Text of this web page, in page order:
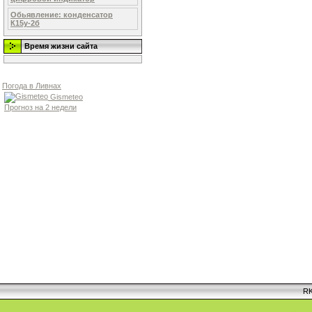
Обьявление: конденсатор
К15у-2б
Время жизни сайта
Погода в Ливнах
Gismeteo
Прогноз на 2 недели